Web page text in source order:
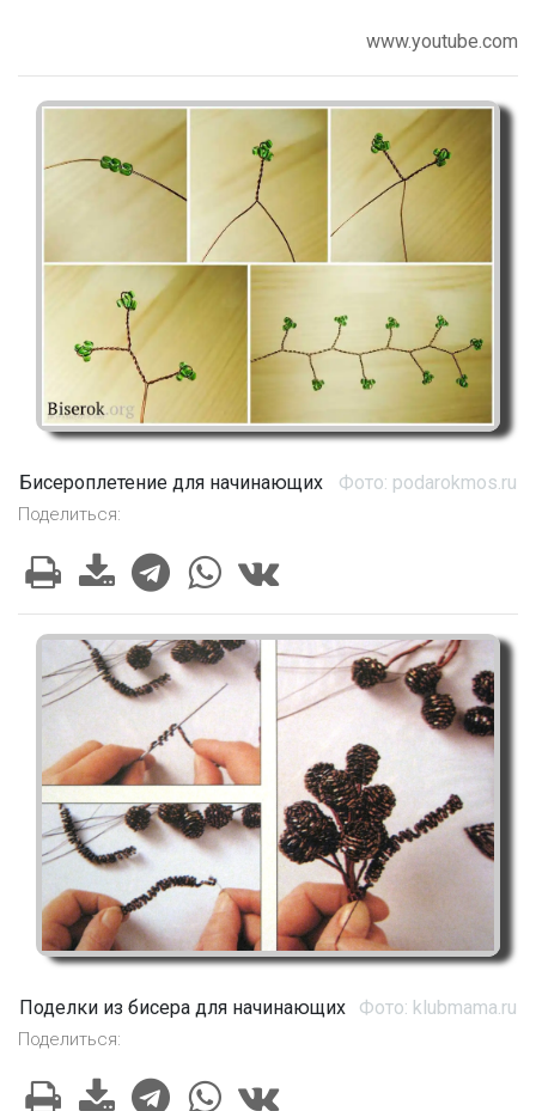
www.youtube.com
Бисероплетение для начинающих Фото: podarokmos.ru
Поделиться:
Поделки из бисера для начинающих Фото: klubmama.ru
Поделиться: